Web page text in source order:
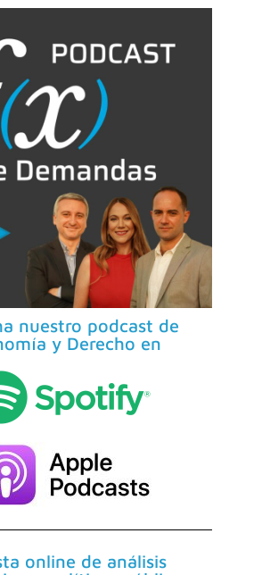
nuestro podcast de
y Derecho en
online de análisis